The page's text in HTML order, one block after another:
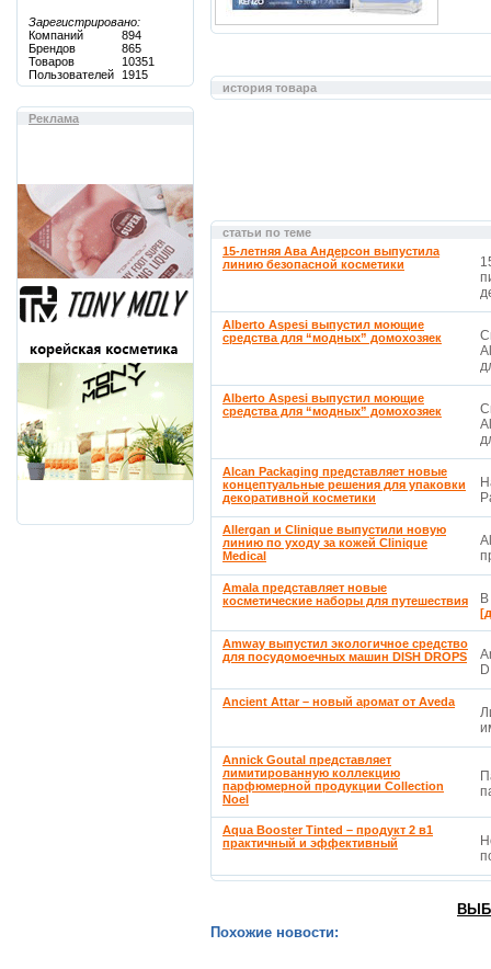
Зарегистрировано:
Компаний
894
Брендов
865
Товаров
10351
Пользователей
1915
Реклама
история товара
статьи по теме
15-летняя Ава Андерсон выпустила
линию безопасной косметики
Alberto Aspesi выпустил моющие
средства для “модных” домохозяек
Alberto Aspesi выпустил моющие
средства для “модных” домохозяек
Alcan Packaging представляет новые
концептуальные решения для упаковки
декоративной косметики
Allergan и Clinique выпустили новую
линию по уходу за кожей Clinique
Medical
Amala представляет новые
косметические наборы для путешествия
Amway выпустил экологичное средство
для посудомоечных машин DISH DROPS
Ancient Attar – новый аромат от Aveda
Annick Goutal представляет
лимитированную коллекцию
парфюмерной продукции Collection
Noel
Aqua Booster Tinted – продукт 2 в1
практичный и эффективный
Похожие новости: